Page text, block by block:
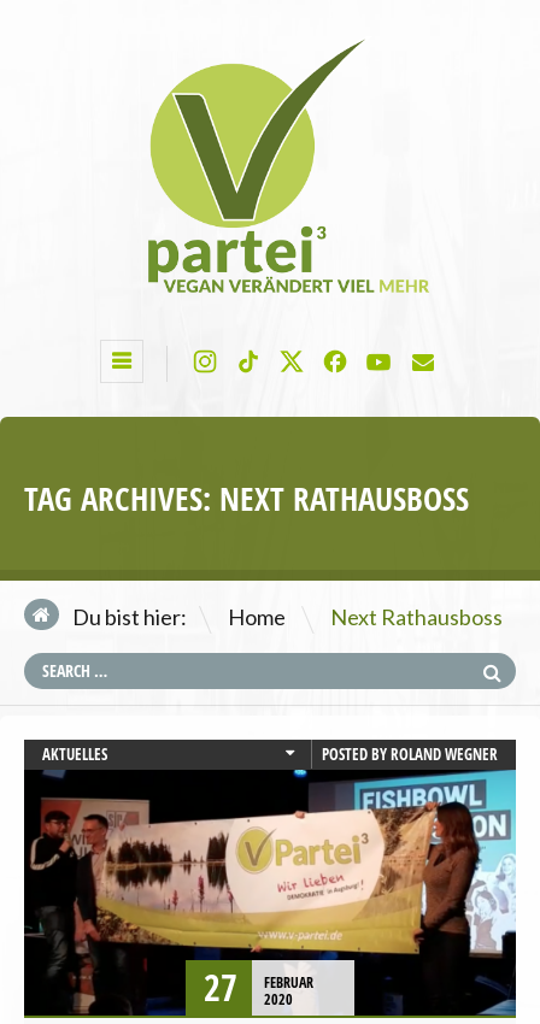
TAG ARCHIVES: NEXT RATHAUSBOSS
Du bist hier: Home \ Next Rathausboss
AKTUELLES
AUGSBURG
BAYERN
DEMOKRATIE UND RECHTSSTAATLICHKEIT
PRESSEMITTEILUNG
VERANSTALTUNGEN
POSTED BYROLAND WEGNER
27
FEBRUAR
2020